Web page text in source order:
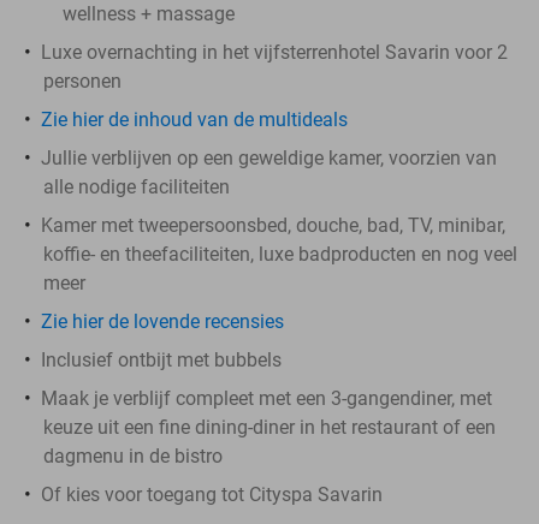
wellness + massage
Luxe overnachting in het vijfsterrenhotel Savarin voor 2
personen
Zie hier de inhoud van de multideals
Jullie verblijven op een geweldige kamer, voorzien van
alle nodige faciliteiten
Kamer met tweepersoonsbed, douche, bad, TV, minibar,
koffie- en theefaciliteiten, luxe badproducten en nog veel
meer
Zie hier de lovende recensies
Inclusief ontbijt met bubbels
Maak je verblijf compleet met een 3-gangendiner, met
keuze uit een fine dining-diner in het restaurant of een
dagmenu in de bistro
Of kies voor toegang tot Cityspa Savarin